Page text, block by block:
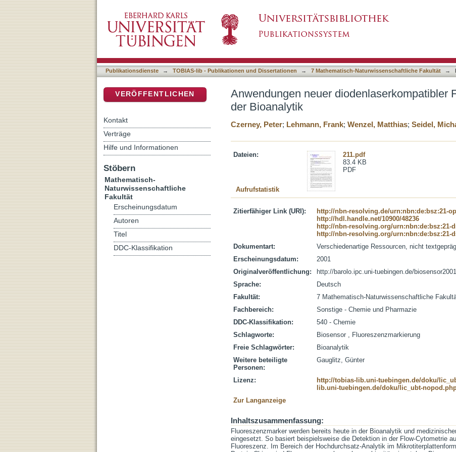
Publikationsdienste → TOBIAS-lib - Publikationen und Dissertationen → 7 Mathematisch-Naturwissenschaftliche Fakultät →
Anwendungen neuer diodenlaserkompatibler
der Bioanalytik
Czerney, Peter; Lehmann, Frank; Wenzel, Matthias; Seidel,
Dateien:
211.pdf
83.4 KB
PDF
Aufrufstatistik
Zitierfähiger Link (URI):
http://nbn-resolving.de/urn:nbn:de:bsz:21-
http://hdl.handle.net/10900/48236
http://nbn-resolving.org/urn:nbn:de:bsz:21-
http://nbn-resolving.org/urn:nbn:de:bsz:21-
Dokumentart:
Verschiedenartige Ressourcen, nicht
Erscheinungsdatum:
2001
Originalveröffentlichung:
http://barolo.ipc.uni-tuebingen.de/
Sprache:
Deutsch
Fakultät:
7 Mathematisch-Naturwissenschaftliche
Fachbereich:
Sonstige - Chemie und Pharmazie
DDC-Klassifikation:
540 - Chemie
Schlagworte:
Biosensor , Fluoreszenzmarkierung
Freie Schlagwörter:
Bioanalytik
Weitere beteiligte
Personen:
Gauglitz, Günter
Lizenz: http://tobias-lib.uni-tuebingen.de/doku/
lib.uni-tuebingen.de/doku/lic_ubt-
Zur Langanzeige
Inhaltszusammenfassung:
Fluoreszenzmarker werden bereits heute in der Bioanalytik und
eingesetzt. So basiert beispielsweise die Detektion in der Flow-Cytometrie
Fluoreszenz. Im Bereich der Hochdurchsatz-Analytik im
VERÖFFENTLICHEN
Kontakt
Verträge
Hilfe und Informationen
Stöbern
Mathematisch-
Naturwissenschaftliche
Fakultät
Erscheinungsdatum
Autoren
Titel
DDC-Klassifikation